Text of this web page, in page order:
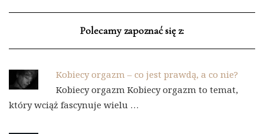
Polecamy zapoznać się z:
Kobiecy orgazm – co jest prawdą, a co nie?
Kobiecy orgazm Kobiecy orgazm to temat,
który wciąż fascynuje wielu …